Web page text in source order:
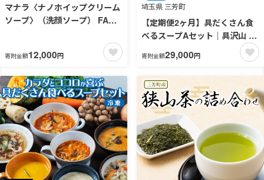
マナラ〈ナノホイップクリーム
ソープ〉（洗顔ソープ） FAA-
寄附金額12,000円
埼玉県 三芳町
【定期便2ヶ月】具だくさん食
べるスープAセット｜具沢山 ス
ープ セット 汁物 ミネストロー
ネ 酒粕 生姜 豚汁 黒酢 サンラ
ータン きのこ キノコ 肉団子 和
風 カレー 豆乳 ボルシチ 栄養士
ヘルシー 冷凍 レンジ ※離島へ
の配送不可 ※着日指定不可
FAA-066
寄附金額29,000円